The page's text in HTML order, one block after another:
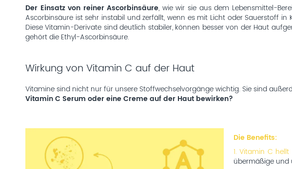
Der Einsatz von reiner Ascorbinsäure, wie wir sie aus dem Lebensmittel-
Ascorbinsäure ist sehr instabil und zerfällt, wenn es mit Licht oder Sauerstoff in
Diese Vitamin-Derivate sind deutlich stabiler, können besser von der Haut
gehört die Ethyl-Ascorbinsäure.
Wirkung von Vitamin C auf der Haut
Vitamine sind nicht nur für unsere Stoffwechselvorgänge wichtig. Sie sind
Vitamin C Serum oder eine Creme auf der Haut bewirken?
Die Benefits:
1. Vitamin C
übermäßige und